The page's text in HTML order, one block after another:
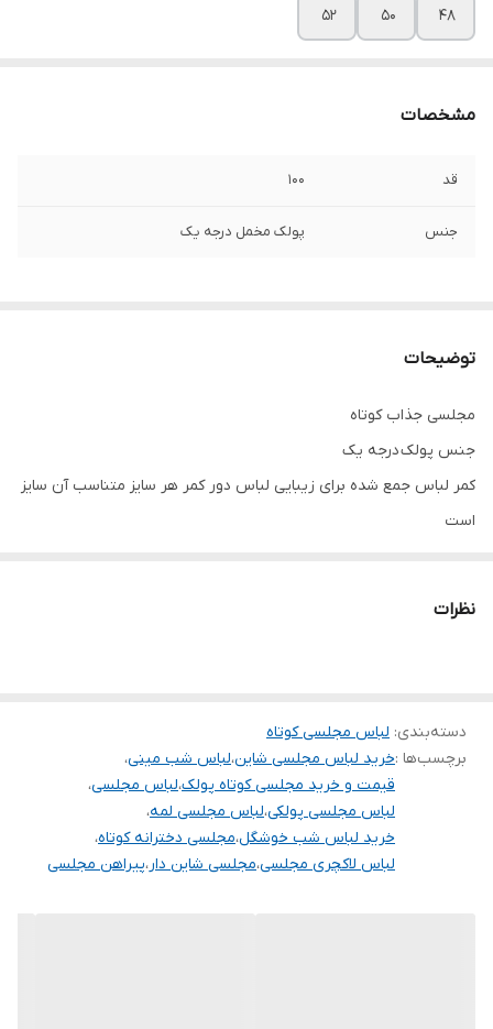
۴۸ ۵۰ ۵۲
مشخصات
قد ۱۰۰
جنس پولک مخمل درجه یک
توضیحات
مجلسی جذاب کوتاه
جنس پولک درجه یک
کمر لباس جمع شده برای زیبایی لباس دور کمر هر سایز متناسب آن سایز
است
دوستان عزیز در هنگام انتخاب مدل دقت کنید مشخصات لباس ها زیر
آنها درج شده است چون این سایت امکان مرجوع ندارد و فقط امکان
تعویض سایز دارد.
نظرات
دسته‌بندی: لباس مجلسی کوتاه
برچسب‌ها :خرید لباس مجلسی شاین،لباس شب مینی،
قیمت و خرید مجلسی کوتاه پولک،لباس مجلسی،
لباس مجلسی پولکی،لباس مجلسی لمه،
خرید لباس شب خوشگل،مجلسی دخترانه کوتاه،
لباس لاکچری مجلسی،مجلسی شاین دار،پیراهن مجلسی